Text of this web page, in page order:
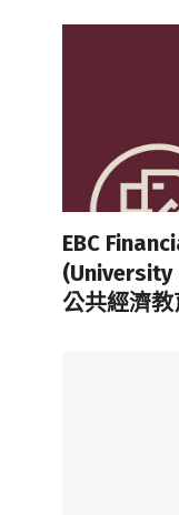
EBC
(University
公共經濟